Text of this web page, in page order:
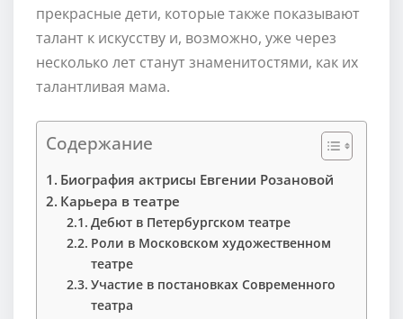
прекрасные дети, которые также показывают
талант к искусству и, возможно, уже через
несколько лет станут знаменитостями, как их
талантливая мама.
Содержание
Биография актрисы Евгении Розановой
Карьера в театре
Дебют в Петербургском театре
Роли в Московском художественном
театре
Участие в постановках Современного
театра